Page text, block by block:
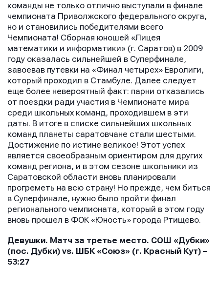
команды не только отлично выступали в финале
чемпионата Приволжского федерального округа,
но и становились победителями всего
Чемпионата! Сборная юношей «Лицея
математики и информатики» (г. Саратов) в 2009
году оказалась сильнейшей в Суперфинале,
завоевав путевки на «Финал четырех» Евролиги,
который проходил в Стамбуле. Далее следует
еще более невероятный факт: парни отказались
от поездки ради участия в Чемпионате мира
среди школьных команд, проходившем в эти
даты. В итоге в списке сильнейших школьных
команд планеты саратовчане стали шестыми.
Достижение по истине великое! Этот успех
является своеобразным ориентиром для других
команд региона, и в этом сезоне школьники из
Саратовской области вновь планировали
прогреметь на всю страну! Но прежде, чем биться
в Суперфинале, нужно было пройти финал
регионального чемпионата, который в этом году
вновь прошел в ФОК «Юность» города Ртищево.
Девушки. Матч за третье место. СОШ «Дубки»
(пос. Дубки) vs. ШБК «Союз» (г. Красный Кут) –
53:27